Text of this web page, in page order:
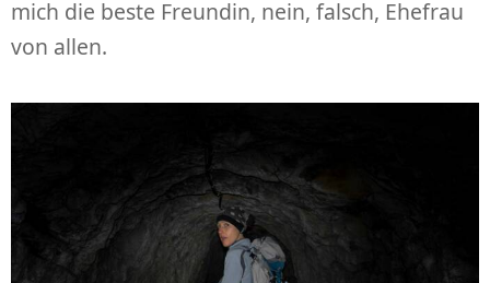
mich die beste Freundin, nein, falsch, Ehefrau
von allen.